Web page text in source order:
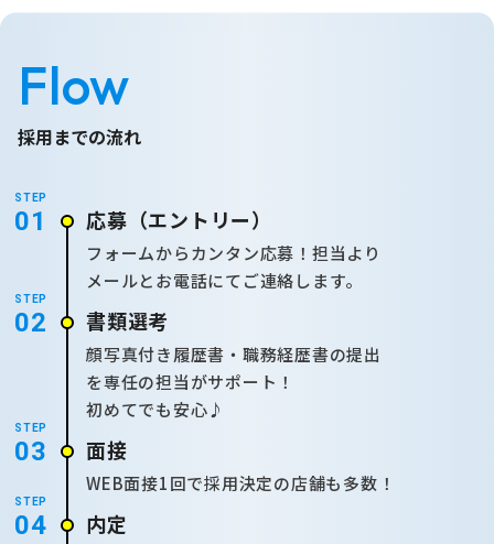
Flow
採用までの流れ
STEP
01 応募 （エントリー）
フォームからカンタン応募！担当より
メールとお電話にてご連絡します。
STEP
02 書類選考
顔写真付き履歴書・職務経歴書の提出
を専任の担当がサポート！
初めてでも安心♪
STEP
03 面接
WEB面接1回で採用決定の店舗も多数！
STEP
04 内定